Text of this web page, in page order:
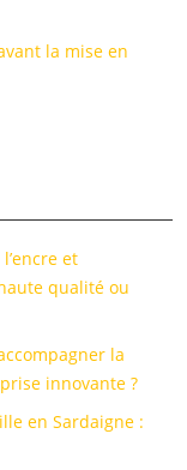
la mise en
et
qualité ou
la
innovante ?
en Sardaigne :